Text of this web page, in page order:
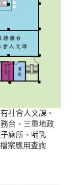
社會人文課、
台、三重地政
廁所、哺乳
案應用查詢